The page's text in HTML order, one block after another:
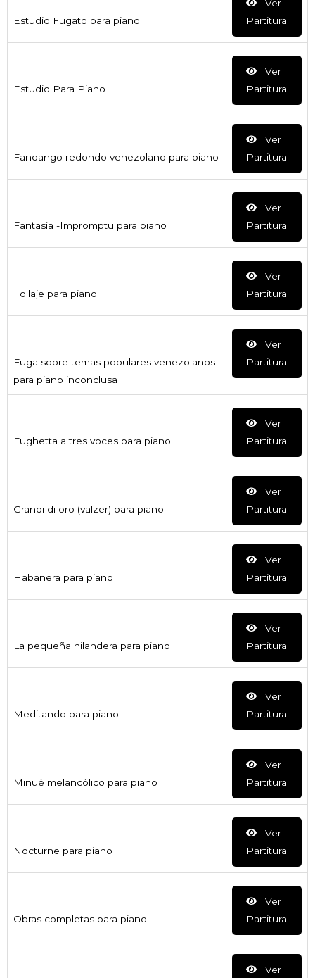
Estudio Fugato para piano
Ver
Partitura
Estudio Para Piano
Ver
Partitura
Fandango redondo venezolano para piano
Ver
Partitura
Fantasía -Impromptu para piano
Ver
Partitura
Follaje para piano
Ver
Partitura
Fuga sobre temas populares venezolanos
para piano inconclusa
Ver
Partitura
Fughetta a tres voces para piano
Ver
Partitura
Grandi di oro (valzer) para piano
Ver
Partitura
Habanera para piano
Ver
Partitura
La pequeña hilandera para piano
Ver
Partitura
Meditando para piano
Ver
Partitura
Minué melancólico para piano
Ver
Partitura
Nocturne para piano
Ver
Partitura
Obras completas para piano
Ver
Partitura
Ver